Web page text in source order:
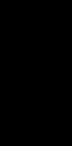
Inhalt
zum Inhalt